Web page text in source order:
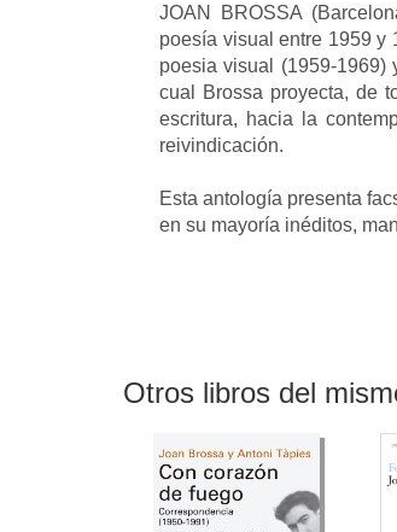
JOAN BROSSA
poesía visual entre 1959 y
poesia visual (1959-1969)
cual Brossa proyecta, de
escritura, hacia la
reivindicación.
Esta antología presenta
en su mayoría inéditos,
Otros libros del